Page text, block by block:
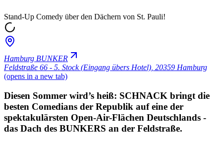
Stand-Up Comedy über den Dächern von St. Pauli!
Hamburg BUNKER
Feldstraße 66 - 5. Stock (Eingang übers Hotel) 20359 Hamburg
(opens in a new tab)
Diesen Sommer wird’s heiß: SCHNACK bringt die
besten Comedians der Republik auf eine der
spektakulärsten Open-Air-Flächen Deutschlands -
das Dach des BUNKERS an der Feldstraße.